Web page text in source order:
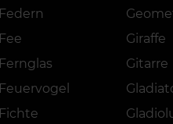
Federn
Fee
Fernglas
Feuervogel
Fichte
Giraffe
Gitarre